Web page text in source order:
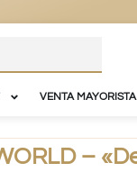
VENTA MAYORISTA
–